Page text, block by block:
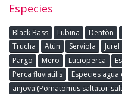
Especies
Black Bass Lubina Dentòn
Trucha
Atún Serviola Jurel
Pargo
Mero Lucioperca
Perca fluviatilis
Especies agua
anjova (Pomatomus saltator-